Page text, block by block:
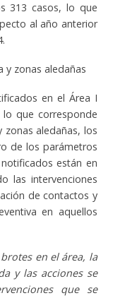
313 casos, lo que
al año anterior
y zonas aledañas
en el Área I
lo que corresponde
zonas aledañas, los
de los parámetros
están en
las intervenciones
de contactos y
en aquellos
en el área, la
y las acciones se
que se